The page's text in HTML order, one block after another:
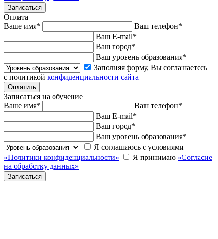
Оплата
Ваше имя* Ваш телефон*
Ваш E-mail*
Ваш город*
Ваш уровень образования*
Заполняя форму, Вы соглашаетесь
с политикой конфиденциальности сайта
Записаться на обучение
Ваше имя* Ваш телефон*
Ваш E-mail*
Ваш город*
Ваш уровень образования*
Я соглашаюсь с условиями
«Политики конфиденциальности»
Я принимаю «Согласие
на обработку данных»